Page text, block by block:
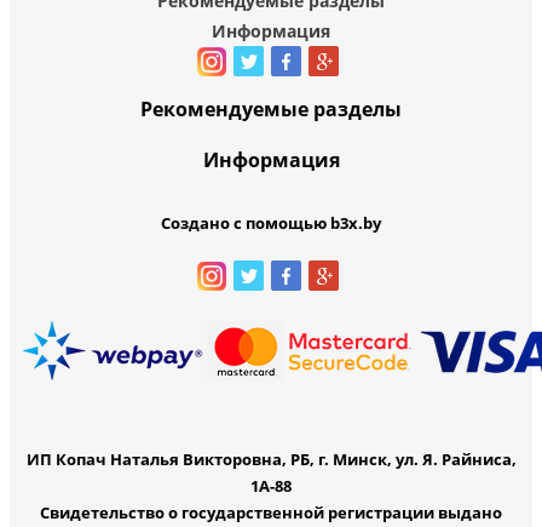
Информация
Рекомендуемые разделы
Информация
Создано с помощью b3x.by
ИП Копач Наталья Викторовна, РБ, г. Минск, ул. Я. Райниса,
1А-88
Свидетельство о государственной регистрации выдано